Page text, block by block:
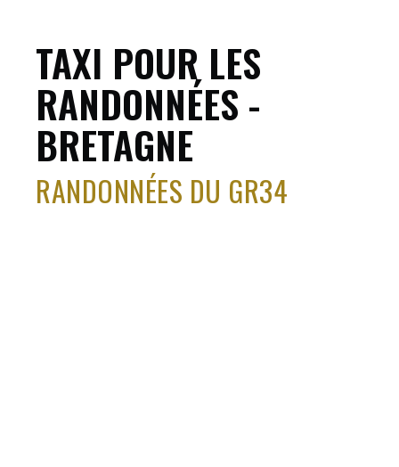
TAXI POUR LES
RANDONNÉES -
BRETAGNE
RANDONNÉES DU GR34